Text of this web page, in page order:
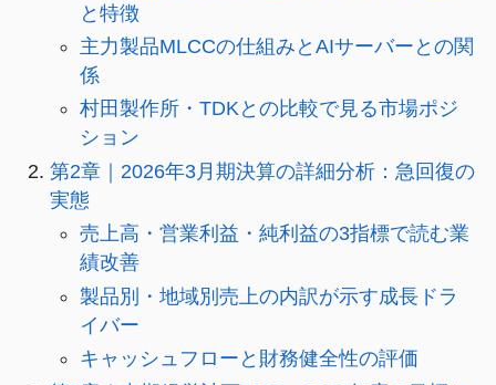
と特徴
主力製品MLCCの仕組みとAIサーバーとの関
係
村田製作所・TDKとの比較で見る市場ポジ
ション
第2章｜2026年3月期決算の詳細分析：急回復の
実態
売上高・営業利益・純利益の3指標で読む業
績改善
製品別・地域別売上の内訳が示す成長ドラ
イバー
キャッシュフローと財務健全性の評価